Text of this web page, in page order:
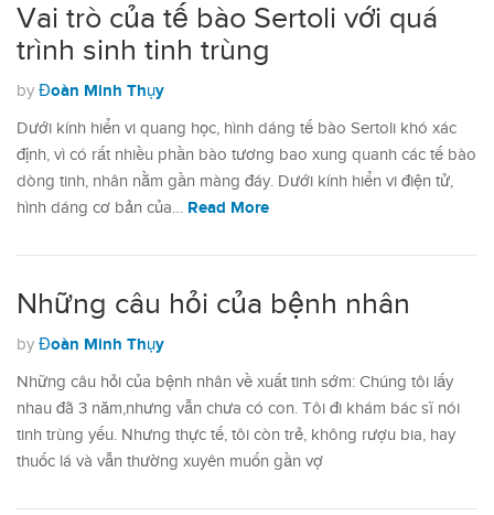
Vai trò của tế bào Sertoli với quá
trình sinh tinh trùng
by Đoàn Minh Thụy
Dưới kính hiển vi quang học, hình dáng tế bào Sertoli khó xác
định, vì có rất nhiều phần bào tương bao xung quanh các tế bào
dòng tinh, nhân nằm gần màng đáy. Dưới kính hiển vi điện tử,
hình dáng cơ bản của… Read More
Những câu hỏi của bệnh nhân
by Đoàn Minh Thụy
Những câu hỏi của bệnh nhân về xuất tinh sớm: Chúng tôi lấy
nhau đã 3 năm,nhưng vẫn chưa có con. Tôi đi khám bác sĩ nói
tinh trùng yếu. Nhưng thực tế, tôi còn trẻ, không rượu bia, hay
thuốc lá và vẫn thường xuyên muốn gần vợ